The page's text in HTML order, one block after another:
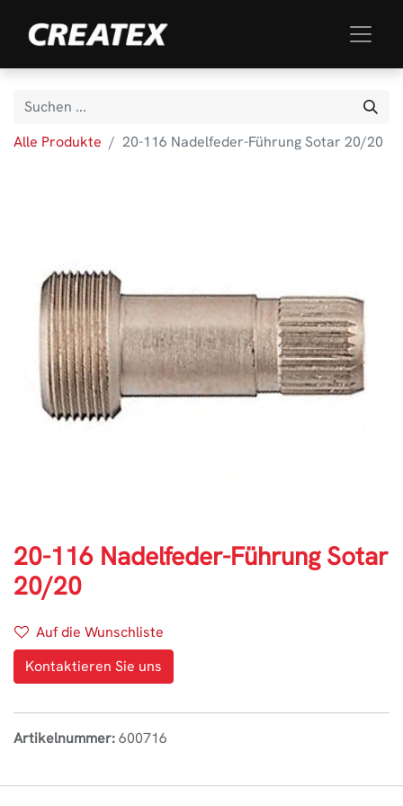
Alle Produkte 20-116 Nadelfeder-Führung Sotar 20/20
20-116 Nadelfeder-Führung Sotar
20/20
Auf die Wunschliste
Kontaktieren Sie uns
Artikelnummer:600716